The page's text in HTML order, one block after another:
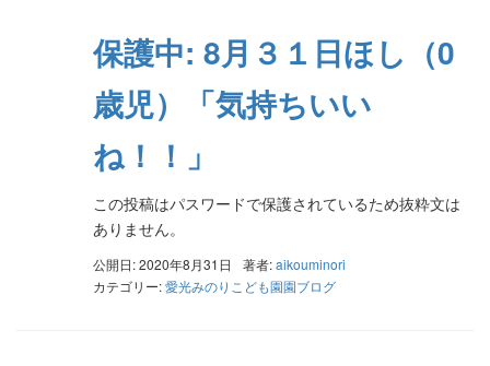
保護中: 8月３１日ほし（0
歳児）「気持ちいい
ね！！」
この投稿はパスワードで保護されているため抜粋文は
ありません。
公開日: 2020年8月31日 著者:aikouminori
カテゴリー:愛光みのりこども園園ブログ